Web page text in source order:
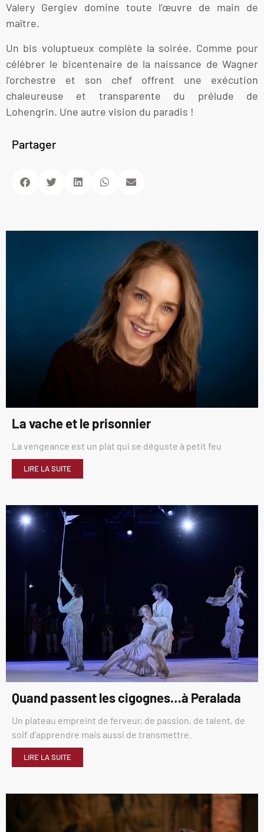
Valery Gergiev domine toute l’œuvre de main de
maître.
Un bis voluptueux complète la soirée. Comme pour
célébrer le bicentenaire de la naissance de Wagner
l’orchestre et son chef offrent une exécution
chaleureuse et transparente du prélude de
Lohengrin. Une autre vision du paradis !
Partager
La vache et le prisonnier
La vengeance est un plat qui se déguste à petit feu
LIRE LA SUITE
Quand passent les cigognes…à Peralada
Un plateau empreint de ferveur, de passion, de talent, de
soif d’apprendre mais aussi de transmettre.
LIRE LA SUITE